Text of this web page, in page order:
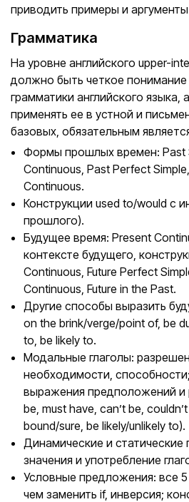
приводить примеры и
Грамматика
На уровне английского upper-
должно быть четкое
грамматики английского языка,
применять ее в устной и
базовых, обязательным
Формы прошлых времен: Past
Continuous, Past Perfect
Continuous.
Конструкции used to/would с
прошлого).
Будущее время: Present
контексте будущего,
Continuous, Future Perfect
Continuous, Future in the Past.
Другие способы выразить
on the brink/verge/point of, be
to, be likely to.
Модальные глаголы:
необходимости,
выражения предположений и
be, must have, can’t be,
bound/sure, be likely/unlikely to).
Динамические и статические
значения и употребление
Условные предложения: все
чем заменить if, инверсия;